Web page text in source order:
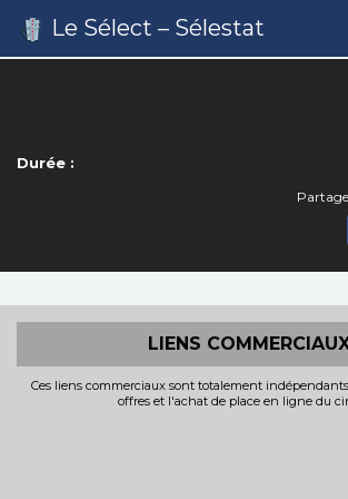
Le Sélect – Sélestat
Durée :
LIENS
Ces liens commerciaux sont totalement
offres et l'achat de place en ligne du